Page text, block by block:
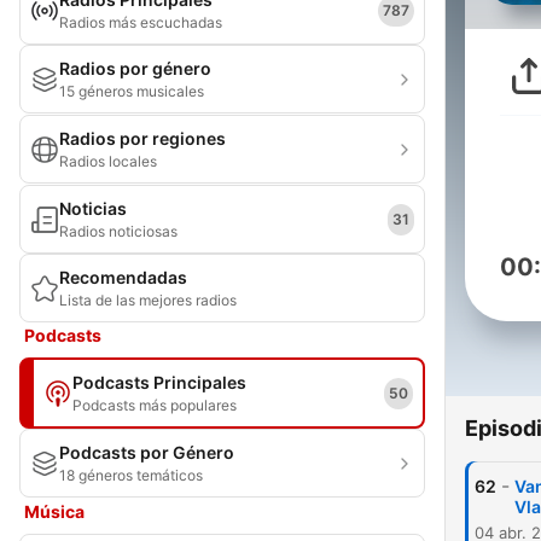
Radios más escuchadas
787
Radios por género
15 géneros musicales
Radios por regiones
Radios locales
Noticias
Radios noticiosas
31
Recomendadas
Lista de las mejores radios
Podcasts
Podcasts Principales
Podcasts más populares
50
Podcasts por Género
18 géneros temáticos
Música
62 -
04 abr.